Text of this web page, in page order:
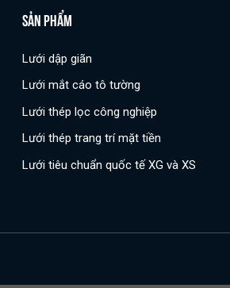
SẢN PHẨM
Lưới dập giãn
Lưới mắt cáo tô tường
Lưới thép lọc công nghiệp
Lưới thép trang trí mặt tiền
Lưới tiêu chuẩn quốc tế XG và XS